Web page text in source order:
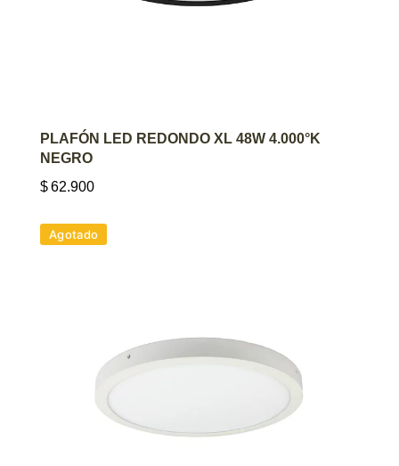
AGREGAR AL CARRITO
PLAFÓN LED REDONDO XL 48W 4.000°K
NEGRO
$62.900
Agotado